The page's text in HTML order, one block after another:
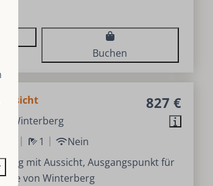
Buchen
827 €
Winterberg
1
Nein
mit Aussicht, Ausgangspunkt für
von Winterberg